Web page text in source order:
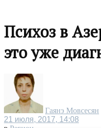
Психоз в
это уже
Гаянэ Мовсесян
21 июля, 2017, 14:08